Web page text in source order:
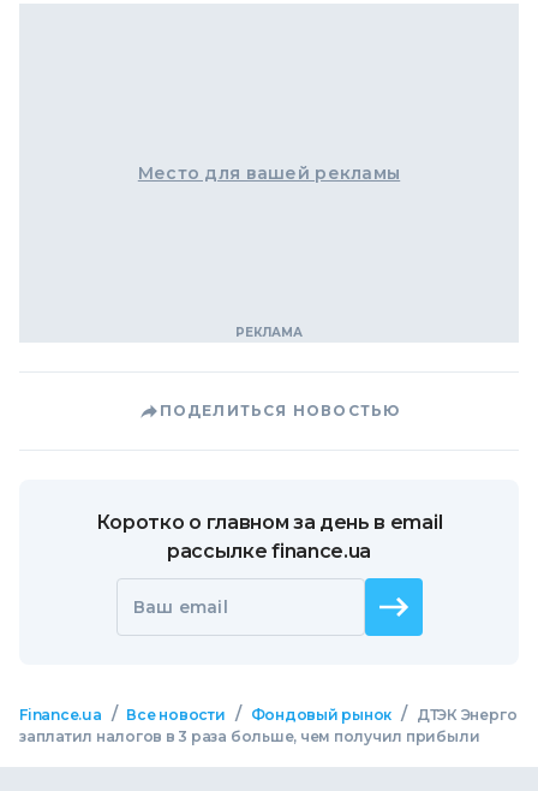
Место для вашей рекламы
ПОДЕЛИТЬСЯ НОВОСТЬЮ
Коротко о главном за день в email
рассылке finance.ua
Ваш email
Finance.ua / Все новости / Фондовый рынок /
ДТЭК Энерго
заплатил налогов в 3 раза больше, чем получил прибыли